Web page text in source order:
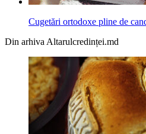
Cugetări ortodoxe pline de
Din arhiva Altarulcredinței.md